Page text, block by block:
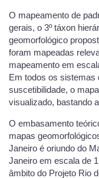
O mapeamento de
gerais, o 3º táxon
geomorfológico
foram mapeadas
mapeamento em
Em todos os sistemas
suscetibilidade, o
visualizado, bastando
O embasamento
mapas
Janeiro é oriundo do
Janeiro em escala de
âmbito do Projeto Rio